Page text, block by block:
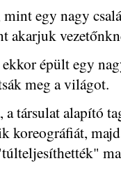
egy nagy
akarjuk
épült egy
meg a világot.
a társulat alapító
koreográfiát,